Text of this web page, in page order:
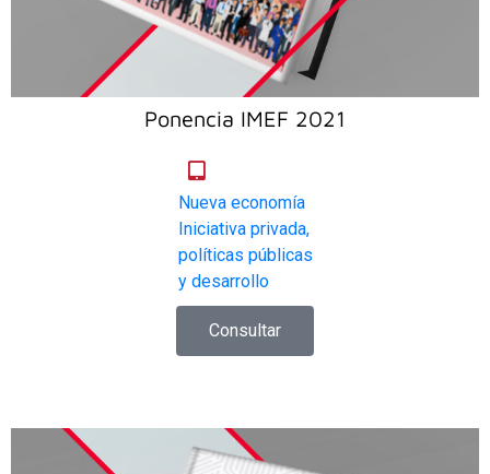
Ponencia IMEF 2021
Nueva economía
Iniciativa privada,
políticas públicas
y desarrollo
Consultar